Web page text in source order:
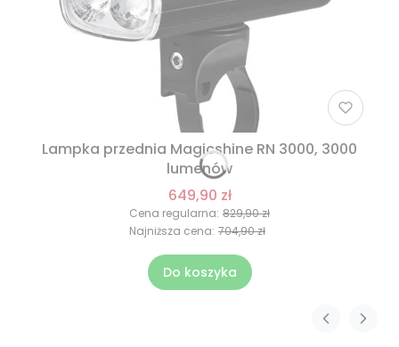
Lampka przednia Magicshine RN 3000, 3000
lumenów
649,90 zł
Cena regularna: 829,90 zł
Najniższa cena: 704,90 zł
Do koszyka